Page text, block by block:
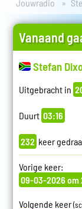
Jouwradio
Vanaand
Stefan
Uitgebracht in
Duurt 03:16
232 keer
Vorige keer:
09-03-2026 om
Volgende keer